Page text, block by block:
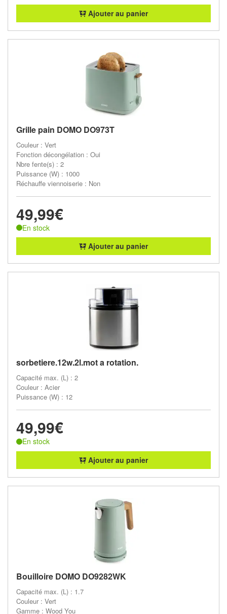
Ajouter au panier
Grille pain DOMO DO973T
Couleur : Vert
Fonction décongélation : Oui
Nbre fente(s) : 2
Puissance (W) : 1000
Réchauffe viennoiserie : Non
49,99€
En stock
Ajouter au panier
sorbetiere.12w.2l.mot a rotation.
Capacité max. (L) : 2
Couleur : Acier
Puissance (W) : 12
49,99€
En stock
Ajouter au panier
Bouilloire DOMO DO9282WK
Capacité max. (L) : 1.7
Couleur : Vert
Gamme : Wood You